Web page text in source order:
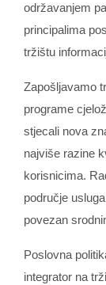
održavanjem
principalima
tržištu
Zapošljavamo
programe
stjecali nova
najviše razine
korisnicima.
područje
povezan
Poslovna
integrator na